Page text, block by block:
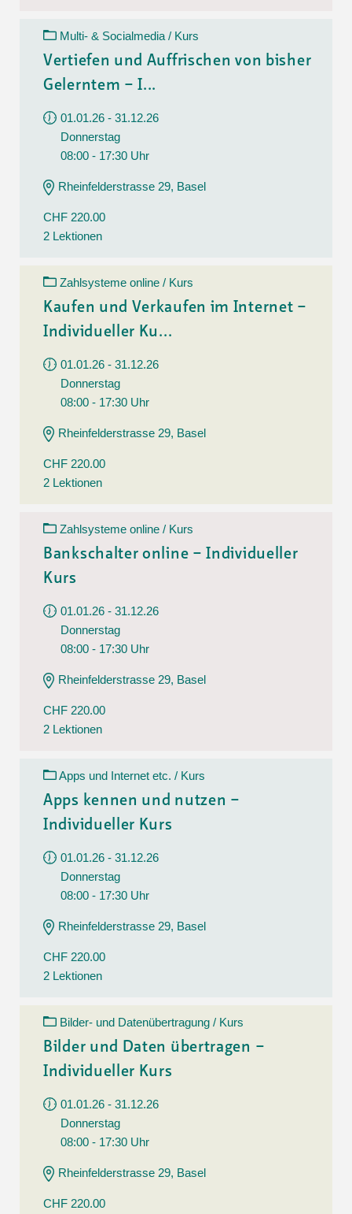
Multi- & Socialmedia / Kurs
Vertiefen und Auffrischen von bisher
Gelerntem – I...
01.01.26 - 31.12.26
Donnerstag
08:00 - 17:30 Uhr
Rheinfelderstrasse 29, Basel
CHF 220.00
2 Lektionen
Zahlsysteme online / Kurs
Kaufen und Verkaufen im Internet –
Individueller Ku...
01.01.26 - 31.12.26
Donnerstag
08:00 - 17:30 Uhr
Rheinfelderstrasse 29, Basel
CHF 220.00
2 Lektionen
Zahlsysteme online / Kurs
Bankschalter online – Individueller
Kurs
01.01.26 - 31.12.26
Donnerstag
08:00 - 17:30 Uhr
Rheinfelderstrasse 29, Basel
CHF 220.00
2 Lektionen
Apps und Internet etc. / Kurs
Apps kennen und nutzen –
Individueller Kurs
01.01.26 - 31.12.26
Donnerstag
08:00 - 17:30 Uhr
Rheinfelderstrasse 29, Basel
CHF 220.00
2 Lektionen
Bilder- und Datenübertragung / Kurs
Bilder und Daten übertragen –
Individueller Kurs
01.01.26 - 31.12.26
Donnerstag
08:00 - 17:30 Uhr
Rheinfelderstrasse 29, Basel
CHF 220.00